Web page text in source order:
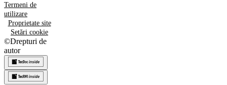
Termeni de
utilizare
Proprietate site
Setări cookie
©Drepturi de
autor